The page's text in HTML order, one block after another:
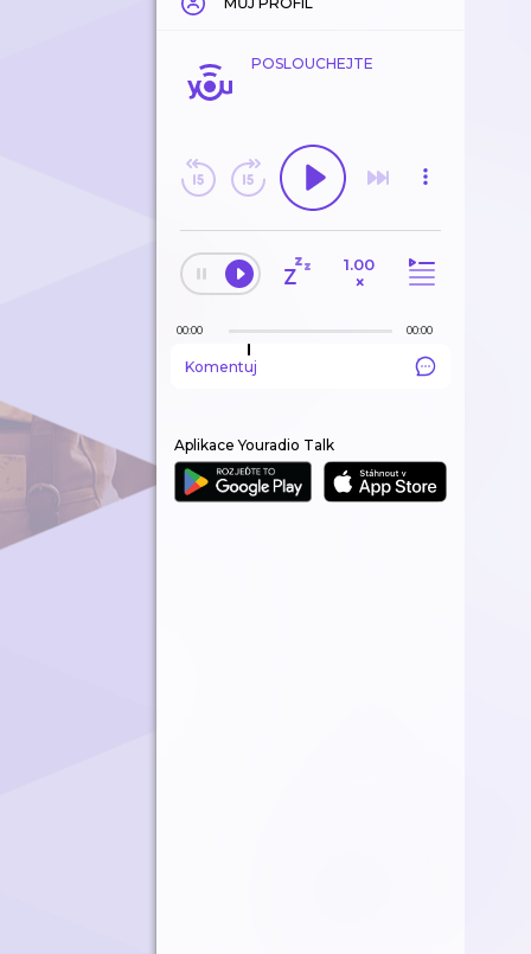
POSLOUCHEJTE
1.00
×
00:00 00:00
Komentuj
Aplikace Youradio Talk